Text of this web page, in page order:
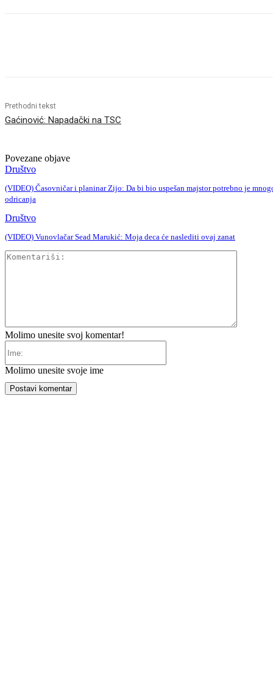
Prethodni tekst
Gaćinović: Napadački na TSC
Povezane objave
Društvo
(VIDEO) Časovničar i planinar Zijo: Da bi bio uspešan majstor potrebno je
odricanja
Društvo
(VIDEO) Vunovlačar Sead Marukić: Moja deca će naslediti ovaj zanat
Molimo unesite svoj komentar!
Molimo unesite svoje ime